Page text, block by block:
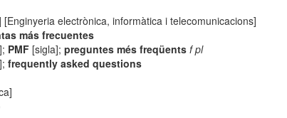
[Enginyeria electrònica, informàtica i telecomunicacions]
más frecuentes
PMF [sigla];preguntes més freqüents f pl
frequently asked questions